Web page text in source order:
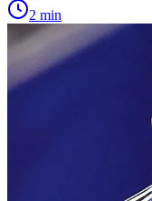
2 min